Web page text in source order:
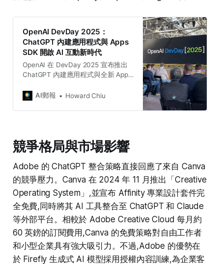
OpenAI DevDay 2025：
ChatGPT 內建應用程式與 Apps
SDK 開啟 AI 互動新時代
OpenAI 在 DevDay 2025 宣布推出
ChatGPT 內建應用程式與全新 Apps
Spotify、Canva、Figma 等服務。這
為開發者開放了全新平台，能以
OpenAI 將推出應用目錄與變現機
制，支援代理商務協議（Agentic
Commerce Protocol），開啟 AI 對
話商務新時代。
AI郵報 Howard Chiu
競爭格局與市場影響
Adobe 的 ChatGPT 整合策略直接回應了來自 Canva
的競爭壓力。Canva 在 2024 年 11 月推出「Creative
Operating System」,並宣布 Affinity 專業設計套件完
全免費,同時將其 AI 工具整合至 ChatGPT 和 Claude
等外部平台。相較於 Adobe Creative Cloud 每月約
60 英鎊的訂閱費用,Canva 的免費策略對自由工作者
和小型企業具有強大吸引力。不過,Adobe 的優勢在
於 Firefly 生成式 AI 模型採用授權內容訓練,為企業客